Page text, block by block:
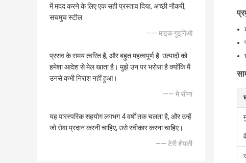
में मदद करने के लिए एक सही प्रस्ताव दिया, अच्छी नौकरी,
सचमुच स्टील
—— माइक गुइगिओ
प्रसव के समय त्वरित है, और बहुत महत्वपूर्ण है: उत्पादों को
हमेशा आदेश से मेल खाता है। मुझे उन पर भरोसा है क्योंकि मैं
उनसे कभी निराश नहीं हुआ।
—— मे सीना
यह पारस्परिक सहयोग लगभग 4 वर्षों तक चलता है, और उन्हें
जो सेवा प्रदान करनी चाहिए, उसे स्वीकार करना चाहिए।
—— टेरी शेपली